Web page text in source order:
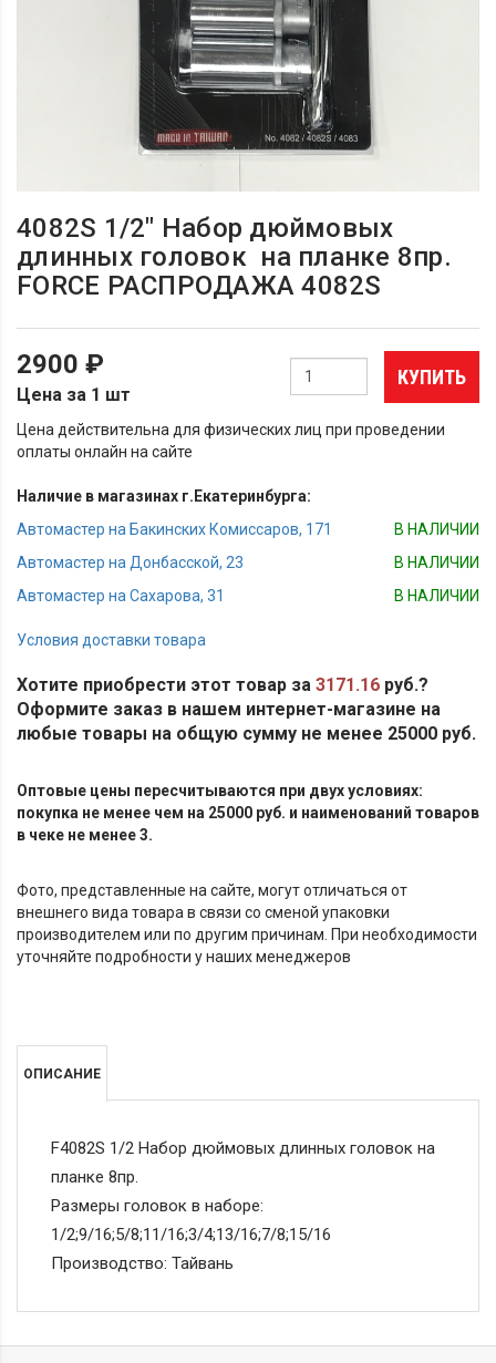
4082S 1/2" Набор дюймовых
длинных головок на планке 8пр.
FORCE РАСПРОДАЖА 4082S
2900 ₽
Цена за 1 шт
КУПИТЬ
Цена действительна для физических лиц при проведении
оплаты онлайн на сайте
Наличие в магазинах г.Екатеринбурга:
Автомастер на Бакинских Комиссаров, 171
В НАЛИЧИИ
Автомастер на Донбасской, 23
В НАЛИЧИИ
Автомастер на Сахарова, 31
В НАЛИЧИИ
Условия доставки товара
Хотите приобрести этот товар за 3171.16 руб.?
Оформите заказ в нашем интернет-магазине на
любые товары на общую сумму не менее 25000 руб.
Оптовые цены пересчитываются при двух условиях:
покупка не менее чем на 25000 руб. и наименований товаров
в чеке не менее 3.
Фото, представленные на сайте, могут отличаться от
внешнего вида товара в связи со сменой упаковки
производителем или по другим причинам. При необходимости
уточняйте подробности у наших менеджеров
ОПИСАНИЕ
F4082S 1/2 Набор дюймовых длинных головок на
планке 8пр.
Размеры головок в наборе:
1/2;9/16;5/8;11/16;3/4;13/16;7/8;15/16
Производство: Тайвань